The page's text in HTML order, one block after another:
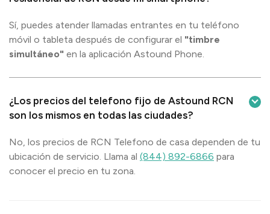
Sí, puedes atender llamadas entrantes en tu teléfono
móvil o tableta después de configurar el "timbre
simultáneo" en la aplicación Astound Phone.
¿Los precios del telefono fijo de Astound RCN
son los mismos en todas las ciudades?
No, los precios de RCN Telefono de casa dependen de tu
ubicación de servicio. Llama al (844) 892-6866 para
conocer el precio en tu zona.